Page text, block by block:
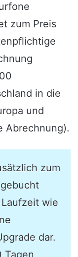
zum Preis
in die
und
Abrechnung).
zum
wie
dar.